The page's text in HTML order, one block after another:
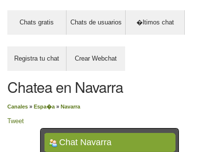
Chats gratis Chats de usuarios �ltimos chat
Registra tu chat Crear Webchat
Chatea en Navarra
Canales » Espa�a » Navarra
Tweet
Chat Navarra